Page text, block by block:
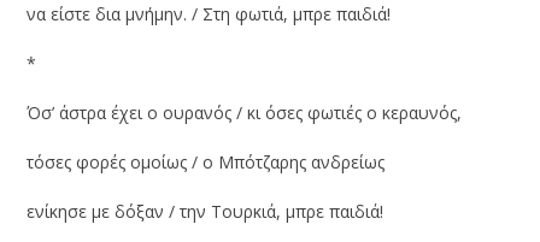
να είστε δια μνήμην. / Στη φωτιά, μπρε παιδιά!
*
Όσ’ άστρα έχει ο ουρανός / κι όσες φωτιές ο κεραυνός,
τόσες φορές ομοίως / ο Μπότζαρης ανδρείως
ενίκησε με δόξαν / την Τουρκιά, μπρε παιδιά!